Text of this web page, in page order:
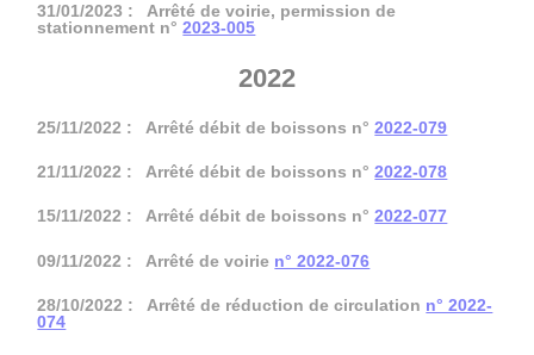
31/01/2023 : Arrêté de voirie, permission de
stationnement n°2023-005
2022
25/11/2022 : Arrêté débit de boissons n°2022-079
21/11/2022 : Arrêté débit de boissons n°2022-078
15/11/2022 : Arrêté débit de boissons n°2022-077
09/11/2022 : Arrêté de voirie n° 2022-076
28/10/2022 : Arrêté de réduction de circulation n° 2022-
074